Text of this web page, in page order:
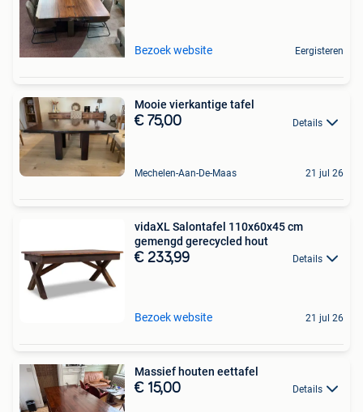
Bezoek website Eergisteren
Mooie vierkantige tafel
€ 75,00 Details
Mechelen-Aan-De-Maas 21 jul 26
vidaXL Salontafel 110x60x45 cm
gemengd gerecycled hout
€ 233,99 Details
Bezoek website 21 jul 26
Massief houten eettafel
€ 15,00 Details